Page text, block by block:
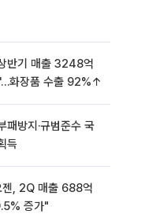
반기 매출 3248억
화장품 수출 92%↑
패방지·규범준수 국
득
, 2Q 매출 688억
증가"